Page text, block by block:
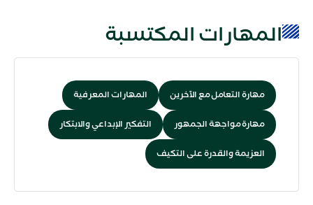
المهارات المكتسبة
مهارة التعامل مع الآخرين المهارات المعرفية
مهارة مواجهة الجمهور التفكير الإبداعي والابتكار
العزيمة والقدرة على التكيف